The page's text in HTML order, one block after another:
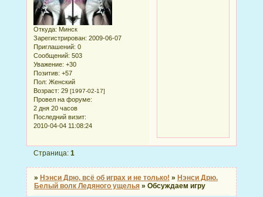
Откуда: Минск
Зарегистрирован: 2009-06-07
Приглашений: 0
Сообщений: 503
Уважение: +30
Позитив: +57
Пол: Женский
Возраст: 29 [1997-02-17]
Провел на форуме:
2 дня 20 часов
Последний визит:
2010-04-04 11:08:24
Страница: 1
» Нэнси Дрю, всё об играх и не только! » Нэнси Дрю.
Белый волк Ледяного ущелья » Обсуждаем игру